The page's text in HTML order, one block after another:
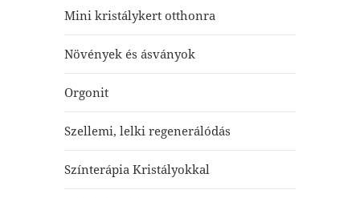
Mini kristálykert otthonra
Növények és ásványok
Orgonit
Szellemi, lelki regenerálódás
Színterápia Kristályokkal